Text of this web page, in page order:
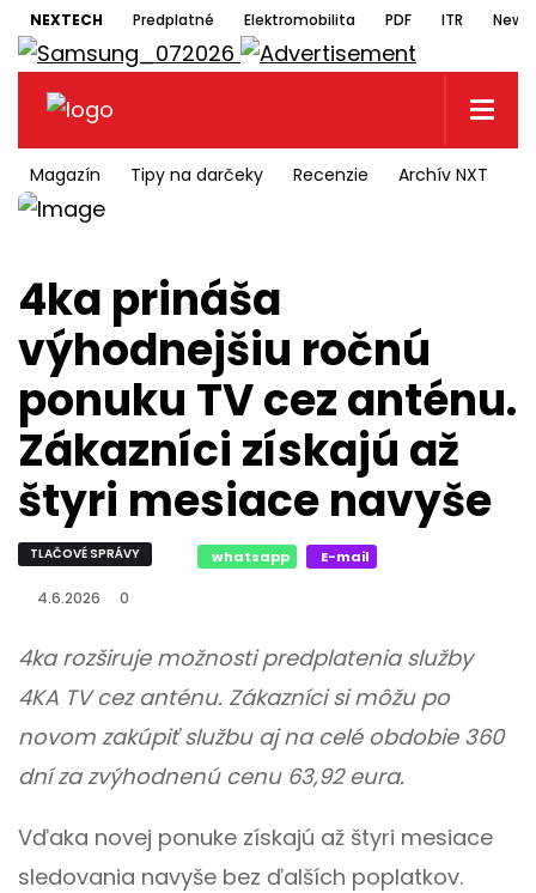
NEXTECH Predplatné Elektromobilita PDF ITR
Magazín Tipy na darčeky Recenzie Archív NXT
4ka prináša
výhodnejšiu ročnú
ponuku TV cez anténu.
Zákazníci získajú až
štyri mesiace navyše
TLAČOVÉ SPRÁVY whatsapp E-mail
4.6.2026 0
4ka rozširuje možnosti predplatenia služby
4KA TV cez anténu. Zákazníci si môžu po
novom zakúpiť službu aj na celé obdobie 360
dní za zvýhodnenú cenu 63,92 eura.
Vďaka novej ponuke získajú až štyri mesiace
sledovania navyše bez ďalších poplatkov.